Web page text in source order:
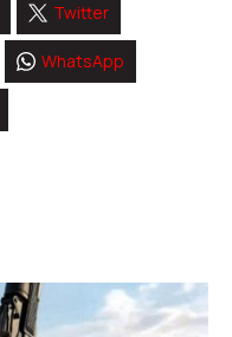
Twitter
WhatsApp